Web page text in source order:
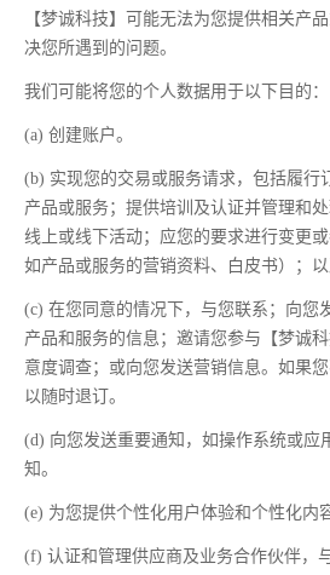
【梦诚科技】可能无法为您提供相关产
决您所遇到的问题。
我们可能将您的个人数据用于以下目的：
(a) 创建账户。
(b) 实现您的交易或服务请求，包括履行
产品或服务；提供培训及认证并管理和
线上或线下活动；应您的要求进行变更
如产品或服务的营销资料、白皮书）；以
(c) 在您同意的情况下，与您联系；向您
产品和服务的信息；邀请您参与【梦诚
意度调查；或向您发送营销信息。如果
以随时退订。
(d) 向您发送重要通知，如操作系统或应
知。
(e) 为您提供个性化用户体验和个性化内
(f) 认证和管理供应商及业务合作伙伴，